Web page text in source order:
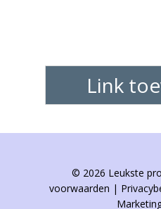
Link
© 2026 Leukste
voorwaarden |